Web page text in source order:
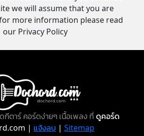
we will assume that you are
more information please read
our Privacy Policy
ตาร์ คอร์ดง่ายๆ เนื้อเพลง ที่ ดูคอร์ด
| แจ้งลบ | Sitemap